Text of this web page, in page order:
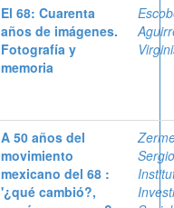
El 68: Cuarenta
años de imágenes.
Fotografía y
memoria
A 50 años del
movimiento
mexicano del 68 :
'¿qué cambió?,
Sergio